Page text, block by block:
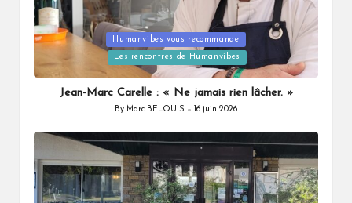
Posted
Humanvibes vous recommande
Les rencontres de Humanvibes
Jean-Marc Carelle : « Ne jamais rien lâcher. »
Posted
By Marc BELOUIS 16 juin 2026